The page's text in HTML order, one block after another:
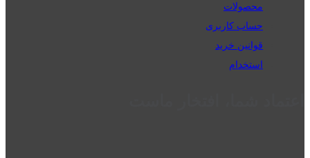
محصولات
حساب کاربری
قوانین خرید
استخدام